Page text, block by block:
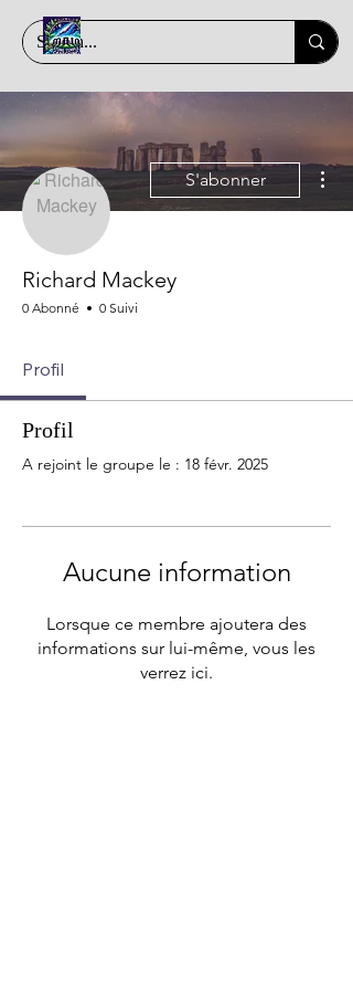
S'abonner
Richard Mackey
0 Abonné 0 Suivi
Profil
Profil
A rejoint le groupe le : 18 févr. 2025
Aucune information
Lorsque ce membre ajoutera des
informations sur lui-même, vous les
verrez ici.